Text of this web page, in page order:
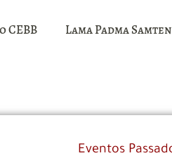
CEBB Lama Padma Samten
Eventos